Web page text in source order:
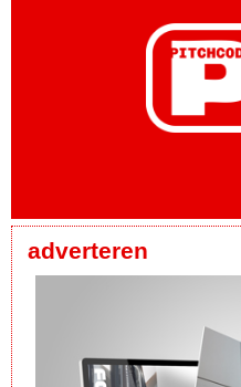
adverteren